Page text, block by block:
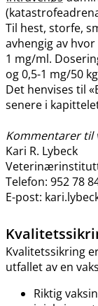
Til hest, storfe,
avhengig av
1 mg​/​ml.
og 0,5-1 mg/50
Det henvises til
senere i
Kommentarer til
Kari R. Lybeck
Telefon: 952 78
E-post:
Kvalitetssikring
utfallet av en
Riktig